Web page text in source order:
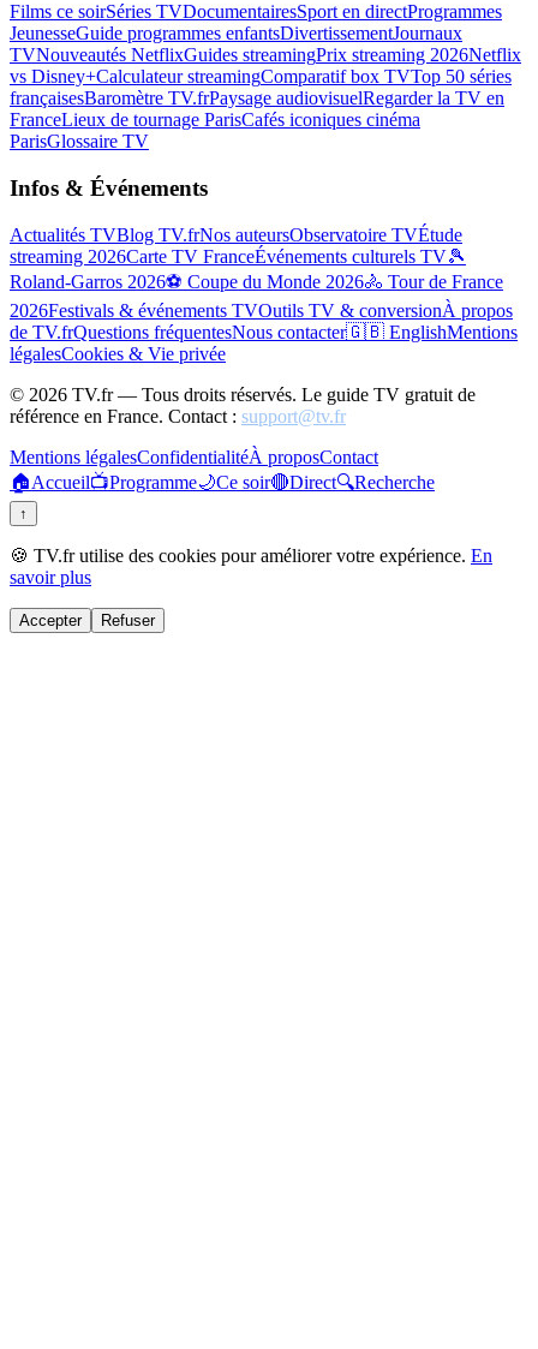
Films ce soirSéries TVDocumentairesSport en directProgrammes
JeunesseGuide programmes enfantsDivertissementJournaux
TVNouveautés NetflixGuides streamingPrix streaming 2026Netflix
vs Disney+Calculateur streamingComparatif box TVTop 50 séries
françaisesBaromètre TV.frPaysage audiovisuelRegarder la TV en
FranceLieux de tournage ParisCafés iconiques cinéma
ParisGlossaire TV
Infos & Événements
Actualités TVBlog TV.frNos auteursObservatoire TVÉtude
streaming 2026Carte TV FranceÉvénements culturels TV🎾
Roland-Garros 2026⚽ Coupe du Monde 2026🚴 Tour de France
2026Festivals & événements TVOutils TV & conversionÀ propos
de TV.frQuestions fréquentesNous contacter🇬🇧 EnglishMentions
légalesCookies & Vie privée
© 2026 TV.fr — Tous droits réservés. Le guide TV gratuit de
référence en France. Contact : support@tv.fr
Mentions légalesConfidentialitéÀ proposContact
🏠Accueil📺Programme🌙Ce soir🔴Direct🔍Recherche
↑
🍪 TV.fr utilise des cookies pour améliorer votre expérience. En
savoir plus
Accepter Refuser